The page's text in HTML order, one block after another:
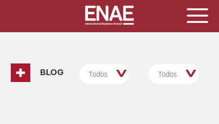
BLOG Todos Todos